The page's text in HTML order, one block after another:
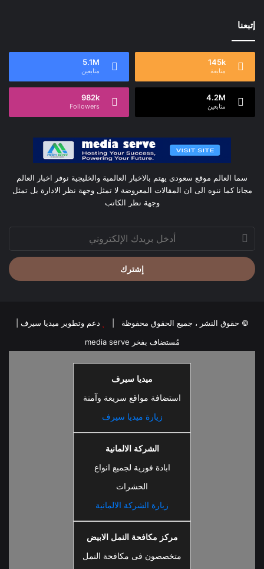
إتبعنا
145k
متابعة
5.1M
متابعين
4.2M
متابعين
982k
Followers
سما العالم موقع سعودى يهتم بالاخبار العالمية والخليجية نوفر اخبار العالم
مجانا كما ننوه الى ان المقالات المعروضة لا تمثل وجهة نظر الادارة بل تمثل
وجهة نظر الكاتب
بريدك
الإلكتروني
© حقوق النشر ، جميع الحقوق محفوظة | دعم وتطوير ميديا سيرف
مُستضاف بفخر media serve
ميديا سيرف
استضافة مواقع سريعة وآمنة
زيارة ميديا سيرف
الشركة الالمانية
ابادة فورية لجميع انواع
الحشرات
زيارة الشركة الالمانية
مركز مكافحة النمل الابيض
متخصصون فى مكافحة النمل